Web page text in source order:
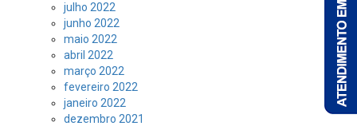
julho 2022
junho 2022
maio 2022
abril 2022
março 2022
fevereiro 2022
janeiro 2022
dezembro 2021